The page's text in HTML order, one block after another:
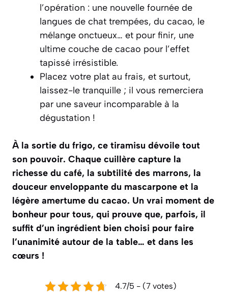
l’opération : une nouvelle fournée de
langues de chat trempées, du cacao, le
mélange onctueux… et pour finir, une
ultime couche de cacao pour l’effet
tapissé irrésistible.
Placez votre plat au frais, et surtout,
laissez-le tranquille ; il vous remerciera
par une saveur incomparable à la
dégustation !
À la sortie du frigo, ce tiramisu dévoile tout
son pouvoir. Chaque cuillère capture la
richesse du café, la subtilité des marrons, la
douceur enveloppante du mascarpone et la
légère amertume du cacao. Un vrai moment de
bonheur pour tous, qui prouve que, parfois, il
suffit d’un ingrédient bien choisi pour faire
l’unanimité autour de la table… et dans les
cœurs !
4.7/5 - (7 votes)